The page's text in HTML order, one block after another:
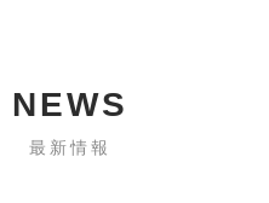
NEWS
最新情報